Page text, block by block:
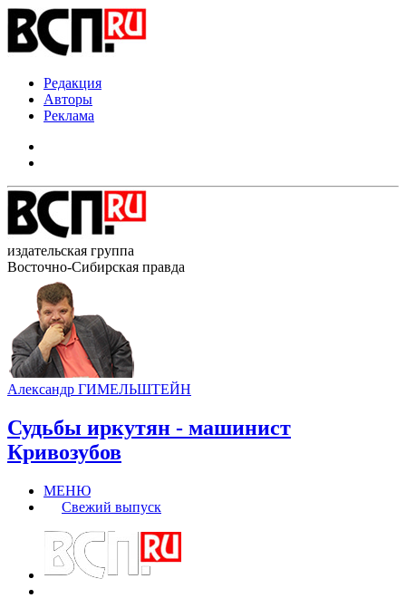
Редакция
Авторы
Реклама
издательская группа
Восточно-Сибирская правда
Александр ГИМЕЛЬШТЕЙН
Судьбы иркутян - машинист
Кривозубов
МЕНЮ
Свежий выпуск